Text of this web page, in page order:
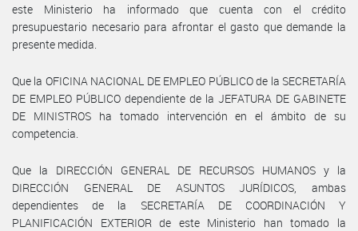
este Ministerio ha informado que cuenta con el crédito
presupuestario necesario para afrontar el gasto que demande la
presente medida.
Que la OFICINA NACIONAL DE EMPLEO PÚBLICO de la SECRETARÍA
DE EMPLEO PÚBLICO dependiente de la JEFATURA DE GABINETE
DE MINISTROS ha tomado intervención en el ámbito de su
competencia.
Que la DIRECCIÓN GENERAL DE RECURSOS HUMANOS y la
DIRECCIÓN GENERAL DE ASUNTOS JURÍDICOS, ambas
dependientes de la SECRETARÍA DE COORDINACIÓN Y
PLANIFICACIÓN EXTERIOR de este Ministerio han tomado la